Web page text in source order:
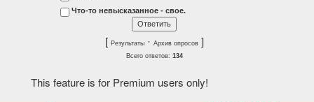
Что-то невысказанное - свое.
[ Результаты· Архив опросов]
Всего ответов: 134
This feature is for Premium users only!